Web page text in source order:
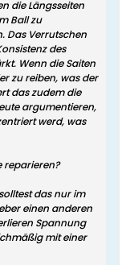
die Längsseiten
Ball zu
Das Verrutschen
des
Wenn die Saiten
zu reiben, was der
das zudem die
argumentieren,
werd, was
reparieren?
das nur im
einen anderen
Spannung
mit einer